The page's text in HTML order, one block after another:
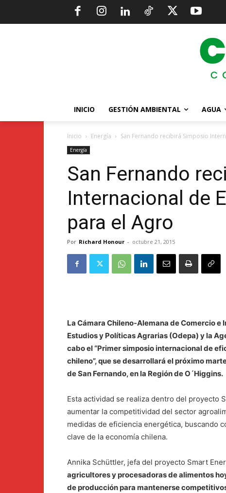
INICIO GESTIÓN AMBIENTAL AGUA
Inicio Energía San Fernando recibirá Simposio
Energía
San Fernando
Internacional de
para el Agro
Por Richard Honour - octubre 21, 2015
La Cámara Chileno-Alemana de Comercio
Estudios y Políticas Agrarias (Odepa) y la
cabo el “Primer simposio internacional de
chileno”, que se desarrollará el próximo
de San Fernando, en la Región de O´Higgins.
Esta actividad se realiza dentro del proyecto
aumentar la competitividad del sector
medidas de eficiencia energética, buscando
clave de la economía chilena.
Annika Schüttler, jefa del proyecto Smart
agricultores y procesadoras de alimentos
de producción para mantenerse